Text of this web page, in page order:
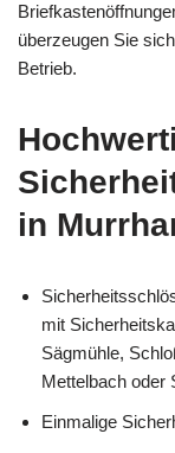
überzeugen Sie
Betrieb.
in
mit
Sägmühle,
Mettelbach oder
Einmalige